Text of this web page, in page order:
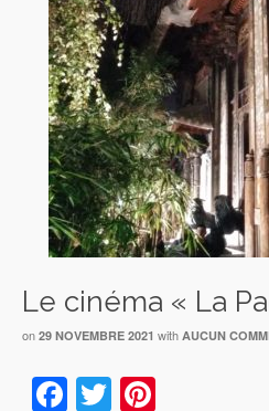
Le cinéma « La
on 29 NOVEMBRE 2021 with AUCUN
Facebook
Twitter